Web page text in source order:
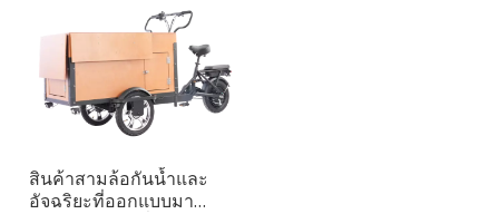
สินค้าสามล้อกันน้ำและ
อัจฉริยะที่ออกแบบมา